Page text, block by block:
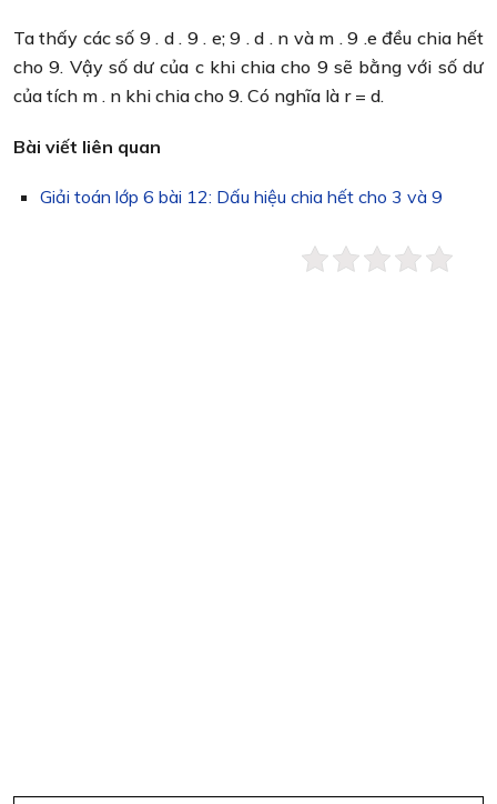
Ta thấy các số 9 . d . 9 . e; 9 . d . n và m . 9 .e đều chia hết
cho 9. Vậy số dư của c khi chia cho 9 sẽ bằng với số dư
của tích m . n khi chia cho 9. Có nghĩa là r = d.
Bài viết liên quan
Giải toán lớp 6 bài 12: Dấu hiệu chia hết cho 3 và 9